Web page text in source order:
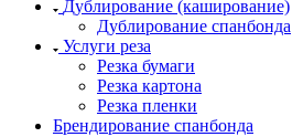
Дублирование (каширование)
Дублирование спанбонда
Услуги реза
Резка бумаги
Резка картона
Резка пленки
Брендирование спанбонда